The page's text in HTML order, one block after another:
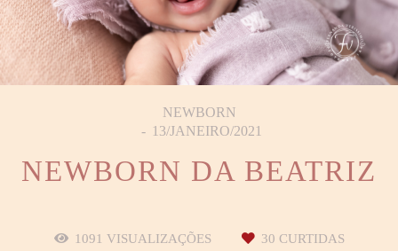
NEWBORN
13/JANEIRO/2021
NEWBORN DA BEATRIZ
1091 VISUALIZAÇÕES 30 CURTIDAS